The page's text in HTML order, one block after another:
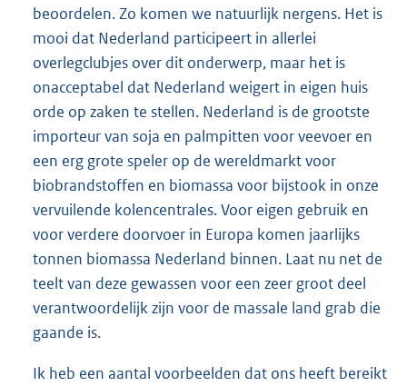
beoordelen. Zo komen we natuurlijk nergens. Het is
mooi dat Nederland participeert in allerlei
overlegclubjes over dit onderwerp, maar het is
onacceptabel dat Nederland weigert in eigen huis
orde op zaken te stellen. Nederland is de grootste
importeur van soja en palmpitten voor veevoer en
een erg grote speler op de wereldmarkt voor
biobrandstoffen en biomassa voor bijstook in onze
vervuilende kolencentrales. Voor eigen gebruik en
voor verdere doorvoer in Europa komen jaarlijks
tonnen biomassa Nederland binnen. Laat nu net de
teelt van deze gewassen voor een zeer groot deel
verantwoordelijk zijn voor de massale land grab die
gaande is.
Ik heb een aantal voorbeelden dat ons heeft bereikt